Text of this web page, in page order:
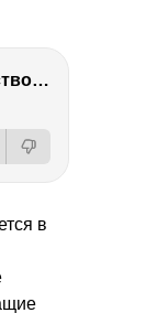
Антон Немцов — убийство Бориса Немцова, переезд в Дубай, семья и политика
в